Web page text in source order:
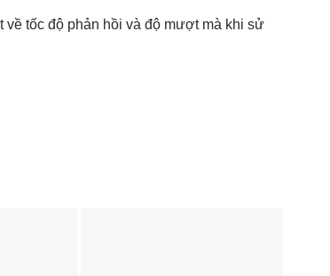
về tốc độ phản hồi và độ mượt mà khi sử